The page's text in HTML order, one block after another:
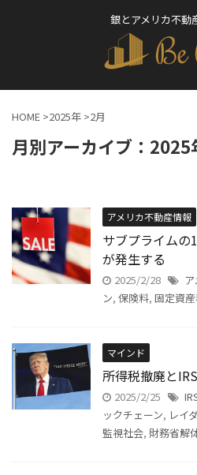
銀とアメリカ不動
HOME >2025年 >2月
月別アーカイブ：2025
アメリカ不動産情報
サブプライムの
が発生する
2025/2/28
ン, 保険料, 固定資
マインド
所得税撤廃と
2025/2/25
ックチェーン, レイ
監視社会, 財務省解